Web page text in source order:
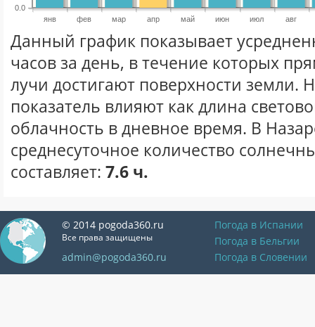
янв фев мар апр май июн июл авг
0.0
Данный график показывает
часов за день, в течение которых
лучи достигают поверхности земли.
показатель влияют как длина
облачность в дневное время. В
среднесуточное количество
составляет: 7.6 ч.
© 2014 pogoda360.ru
Все права защищены
admin@pogoda360.ru
Погода в Испании
Погода в Бельгии
Погода в Словении